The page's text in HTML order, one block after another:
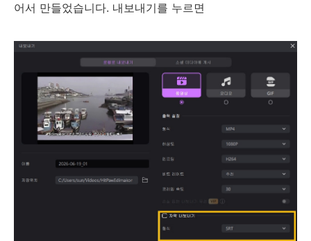
어서 만들었습니다. 내보내기를 누르면